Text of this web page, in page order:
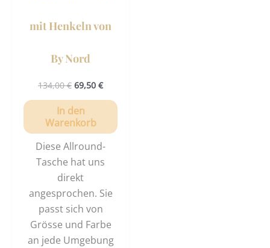
mit Henkeln von
By Nord
134,00€ 69,50 €
In den
Warenkorb
Diese Allround-
Tasche hat uns
direkt
angesprochen. Sie
passt sich von
Grösse und Farbe
an jede Umgebung